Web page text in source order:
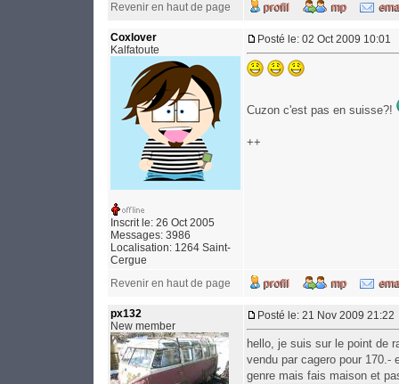
Revenir en haut de page
Coxlover
Kalfatoute
Inscrit le: 26 Oct 2005
Messages: 3986
Localisation: 1264 Saint-
Cergue
Posté le: 02 Oct 2009 10:01
Cuzon c'est pas en suisse?!
++
Revenir en haut de page
px132
New member
Posté le: 21 Nov 2009 21:22
hello, je suis sur le point de
vendu par cagero pour 170.-
genre mais fais maison et